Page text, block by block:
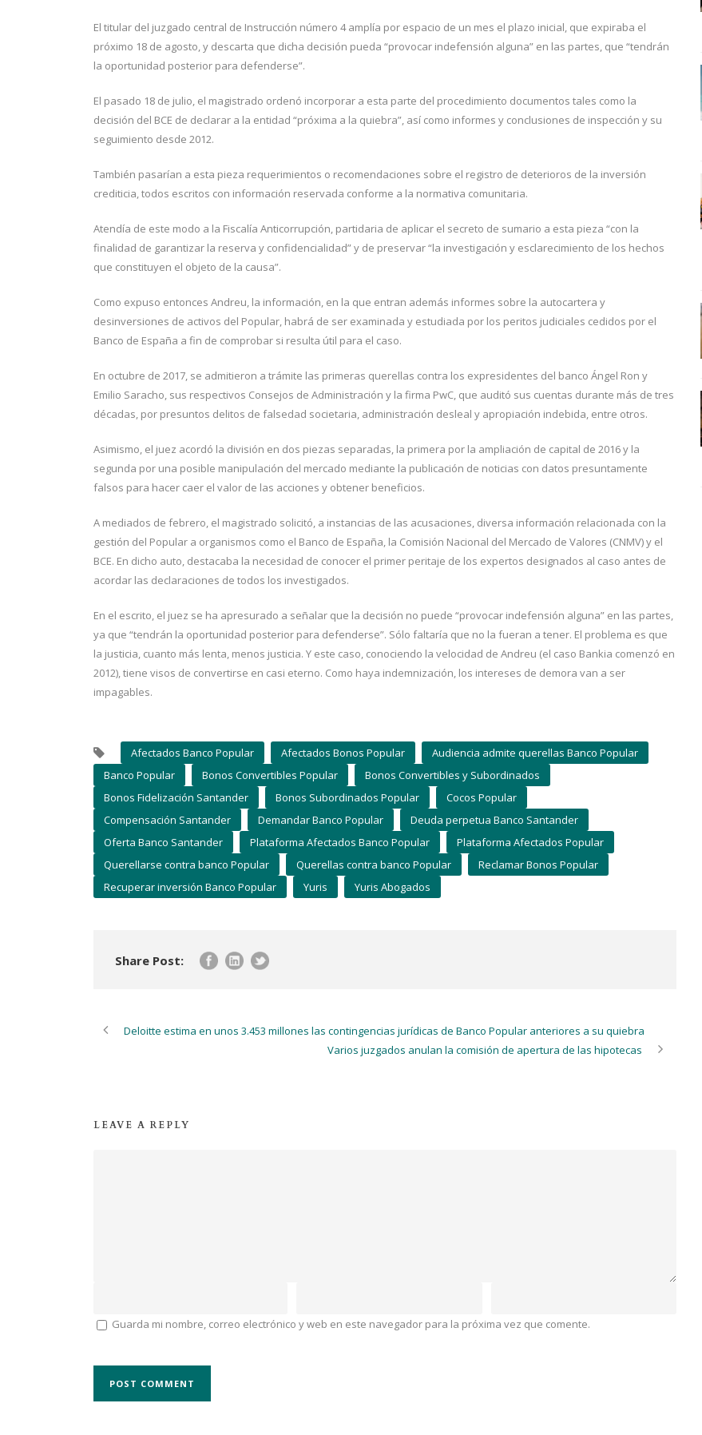
El titular del juzgado central de Instrucción número 4 amplía por espacio de un mes el plazo inicial, que expiraba el
próximo 18 de agosto, y descarta que dicha decisión pueda “provocar indefensión alguna” en las partes, que “tendrán
la oportunidad posterior para defenderse”.
El pasado 18 de julio, el magistrado ordenó incorporar a esta parte del procedimiento documentos tales como la
decisión del BCE de declarar a la entidad “próxima a la quiebra”, así como informes y conclusiones de inspección y su
seguimiento desde 2012.
También pasarían a esta pieza requerimientos o recomendaciones sobre el registro de deterioros de la inversión
crediticia, todos escritos con información reservada conforme a la normativa comunitaria.
Atendía de este modo a la Fiscalía Anticorrupción, partidaria de aplicar el secreto de sumario a esta pieza “con la
finalidad de garantizar la reserva y confidencialidad” y de preservar “la investigación y esclarecimiento de los hechos
que constituyen el objeto de la causa”.
Como expuso entonces Andreu, la información, en la que entran además informes sobre la autocartera y
desinversiones de activos del Popular, habrá de ser examinada y estudiada por los peritos judiciales cedidos por el
Banco de España a fin de comprobar si resulta útil para el caso.
En octubre de 2017, se admitieron a trámite las primeras querellas contra los expresidentes del banco Ángel Ron y
Emilio Saracho, sus respectivos Consejos de Administración y la firma PwC, que auditó sus cuentas durante más de tres
décadas, por presuntos delitos de falsedad societaria, administración desleal y apropiación indebida, entre otros.
Asimismo, el juez acordó la división en dos piezas separadas, la primera por la ampliación de capital de 2016 y la
segunda por una posible manipulación del mercado mediante la publicación de noticias con datos presuntamente
falsos para hacer caer el valor de las acciones y obtener beneficios.
A mediados de febrero, el magistrado solicitó, a instancias de las acusaciones, diversa información relacionada con la
gestión del Popular a organismos como el Banco de España, la Comisión Nacional del Mercado de Valores (CNMV) y el
BCE. En dicho auto, destacaba la necesidad de conocer el primer peritaje de los expertos designados al caso antes de
acordar las declaraciones de todos los investigados.
En el escrito, el juez se ha apresurado a señalar que la decisión no puede “provocar indefensión alguna” en las partes,
ya que “tendrán la oportunidad posterior para defenderse”. Sólo faltaría que no la fueran a tener. El problema es que
la justicia, cuanto más lenta, menos justicia. Y este caso, conociendo la velocidad de Andreu (el caso Bankia comenzó en
2012), tiene visos de convertirse en casi eterno. Como haya indemnización, los intereses de demora van a ser
impagables.
Afectados Banco Popular Afectados Bonos Popular
Audiencia admite querellas Banco Popular
Banco Popular
Bonos Convertibles Popular
Bonos Convertibles y Subordinados
Bonos Fidelización Santander
Bonos Subordinados Popular
Cocos Popular
Compensación Santander
Demandar Banco Popular
Deuda perpetua Banco Santander
Oferta Banco Santander
Plataforma Afectados Banco Popular
Plataforma Afectados Popular
Querellarse contra banco Popular
Querellas contra banco Popular
Reclamar Bonos Popular
Recuperar inversión Banco Popular
Yuris Yuris Abogados
Share Post:
Deloitte estima en unos 3.453 millones las contingencias jurídicas de Banco Popular anteriores a su quiebra
Varios juzgados anulan la comisión de apertura de las hipotecas
LEAVE A REPLY
Guarda mi nombre, correo electrónico y web en este navegador para la próxima vez que comente.